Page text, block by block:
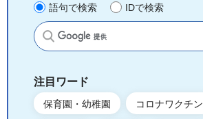
語句で検索 IDで検索
サイト内検索
注目ワード
保育園・幼稚園 コロナワクチン